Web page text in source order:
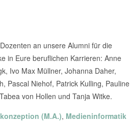
an unsere Alumni für die
in Eure beruflichen Karrieren: Anne
Ivo Max Müllner, Johanna Daher,
Pascal Niehof, Patrick Kulling, Pauline
von Hollen und Tanja Witke.
(M.A.), Medieninformatik